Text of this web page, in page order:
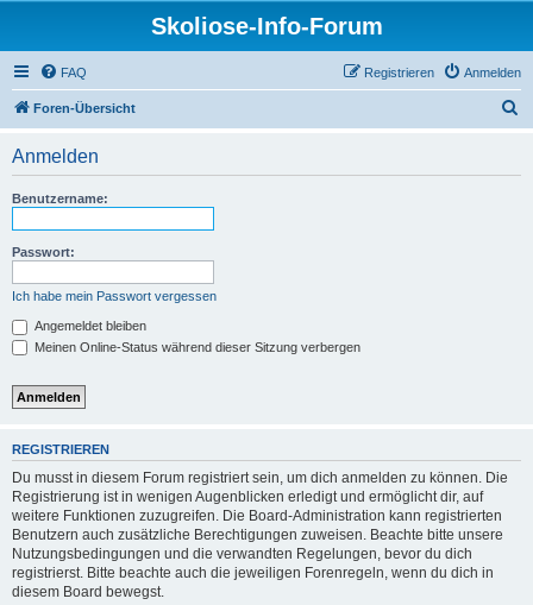
Skoliose-Info-Forum
FAQ Anmelden
Registrieren
Foren-Übersicht
Anmelden
Benutzername:
Passwort:
Ich habe mein Passwort vergessen
Angemeldet bleiben
Meinen Online-Status während dieser Sitzung verbergen
REGISTRIEREN
Du musst in diesem Forum registriert sein, um dich anmelden zu können. Die
Registrierung ist in wenigen Augenblicken erledigt und ermöglicht dir, auf
weitere Funktionen zuzugreifen. Die Board-Administration kann registrierten
Benutzern auch zusätzliche Berechtigungen zuweisen. Beachte bitte unsere
Nutzungsbedingungen und die verwandten Regelungen, bevor du dich
registrierst. Bitte beachte auch die jeweiligen Forenregeln, wenn du dich in
diesem Board bewegst.